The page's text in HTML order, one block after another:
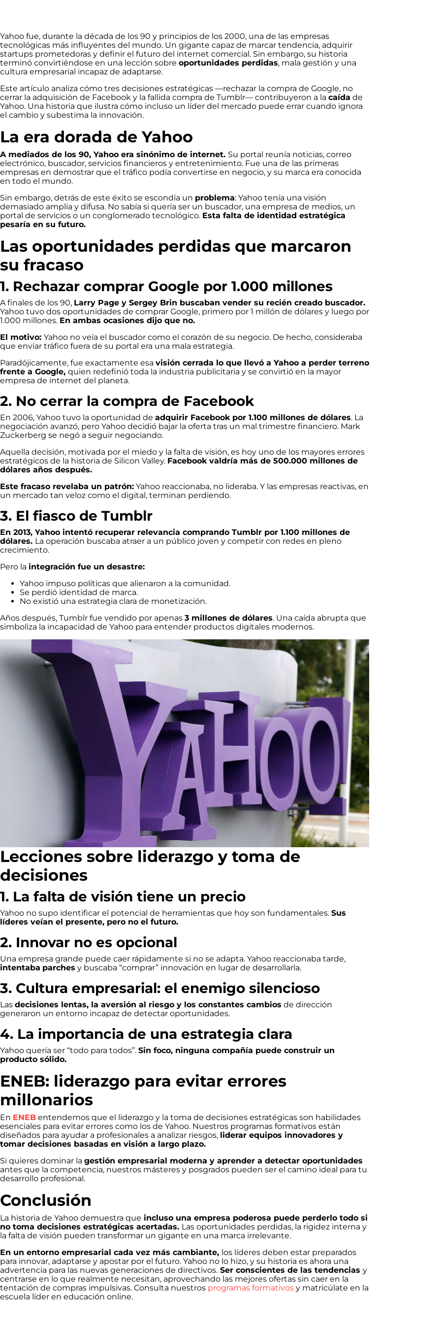
Yahoo fue, durante la década de los 90 y principios de los 2000, una de las empresas
tecnológicas más influyentes del mundo. Un gigante capaz de marcar tendencia, adquirir
startups prometedoras y definir el futuro del internet comercial. Sin embargo, su historia
terminó convirtiéndose en una lección sobre oportunidades perdidas, mala gestión y una
cultura empresarial incapaz de adaptarse.
Este artículo analiza cómo tres decisiones estratégicas —rechazar la compra de Google, no
cerrar la adquisición de Facebook y la fallida compra de Tumblr— contribuyeron a la caída de
Yahoo. Una historia que ilustra cómo incluso un líder del mercado puede errar cuando ignora
el cambio y subestima la innovación.
La era dorada de Yahoo
A mediados de los 90, Yahoo era sinónimo de internet. Su portal reunía noticias, correo
electrónico, buscador, servicios financieros y entretenimiento. Fue una de las primeras
empresas en demostrar que el tráfico podía convertirse en negocio, y su marca era conocida
en todo el mundo.
Sin embargo, detrás de este éxito se escondía un problema: Yahoo tenía una visión
demasiado amplia y difusa. No sabía si quería ser un buscador, una empresa de medios, un
portal de servicios o un conglomerado tecnológico. Esta falta de identidad estratégica
pesaría en su futuro.
Las oportunidades perdidas que marcaron
su fracaso
1. Rechazar comprar Google por 1.000 millones
A finales de los 90, Larry Page y Sergey Brin buscaban vender su recién creado buscador.
Yahoo tuvo dos oportunidades de comprar Google, primero por 1 millón de dólares y luego por
1.000 millones. En ambas ocasiones dijo que no.
El motivo: Yahoo no veía el buscador como el corazón de su negocio. De hecho, consideraba
que enviar tráfico fuera de su portal era una mala estrategia.
Paradójicamente, fue exactamente esa visión cerrada lo que llevó a Yahoo a perder terreno
frente a Google, quien redefinió toda la industria publicitaria y se convirtió en la mayor
empresa de internet del planeta.
2. No cerrar la compra de Facebook
En 2006, Yahoo tuvo la oportunidad de adquirir Facebook por 1.100 millones de dólares. La
negociación avanzó, pero Yahoo decidió bajar la oferta tras un mal trimestre financiero. Mark
Zuckerberg se negó a seguir negociando.
Aquella decisión, motivada por el miedo y la falta de visión, es hoy uno de los mayores errores
estratégicos de la historia de Silicon Valley. Facebook valdría más de 500.000 millones de
dólares años después.
Este fracaso revelaba un patrón: Yahoo reaccionaba, no lideraba. Y las empresas reactivas, en
un mercado tan veloz como el digital, terminan perdiendo.
3. El fiasco de Tumblr
En 2013, Yahoo intentó recuperar relevancia comprando Tumblr por 1.100 millones de
dólares. La operación buscaba atraer a un público joven y competir con redes en pleno
crecimiento.
Pero la integración fue un desastre:
Yahoo impuso políticas que alienaron a la comunidad.
Se perdió identidad de marca.
No existió una estrategia clara de monetización.
Años después, Tumblr fue vendido por apenas 3 millones de dólares. Una caída abrupta que
simboliza la incapacidad de Yahoo para entender productos digitales modernos.
Lecciones sobre liderazgo y toma de
decisiones
1. La falta de visión tiene un precio
Yahoo no supo identificar el potencial de herramientas que hoy son fundamentales. Sus
líderes veían el presente, pero no el futuro.
2. Innovar no es opcional
Una empresa grande puede caer rápidamente si no se adapta. Yahoo reaccionaba tarde,
intentaba parches y buscaba “comprar” innovación en lugar de desarrollarla.
3. Cultura empresarial: el enemigo silencioso
Las decisiones lentas, la aversión al riesgo y los constantes cambios de dirección
generaron un entorno incapaz de detectar oportunidades.
4. La importancia de una estrategia clara
Yahoo quería ser “todo para todos”. Sin foco, ninguna compañía puede construir un
producto sólido.
ENEB: liderazgo para evitar errores
millonarios
En ENEB entendemos que el liderazgo y la toma de decisiones estratégicas son habilidades
esenciales para evitar errores como los de Yahoo. Nuestros programas formativos están
diseñados para ayudar a profesionales a analizar riesgos, liderar equipos innovadores y
tomar decisiones basadas en visión a largo plazo.
Si quieres dominar la gestión empresarial moderna y aprender a detectar oportunidades
antes que la competencia, nuestros másteres y posgrados pueden ser el camino ideal para tu
desarrollo profesional.
Conclusión
La historia de Yahoo demuestra que incluso una empresa poderosa puede perderlo todo si
no toma decisiones estratégicas acertadas. Las oportunidades perdidas, la rigidez interna y
la falta de visión pueden transformar un gigante en una marca irrelevante.
En un entorno empresarial cada vez más cambiante, los líderes deben estar preparados
para innovar, adaptarse y apostar por el futuro. Yahoo no lo hizo, y su historia es ahora una
advertencia para las nuevas generaciones de directivos. Ser conscientes de las tendencias y
centrarse en lo que realmente necesitan, aprovechando las mejores ofertas sin caer en la
tentación de compras impulsivas. Consulta nuestros programas formativos y matricúlate en la
escuela líder en educación online.